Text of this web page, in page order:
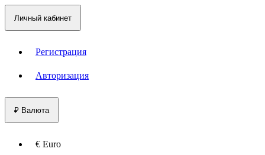
Личный кабинет
Регистрация
Авторизация
₽ Валюта
€ Euro